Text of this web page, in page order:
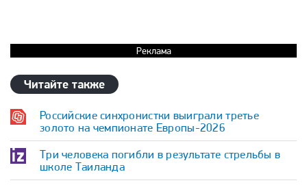
Реклама
Читайте также
Российские синхронистки выиграли третье
золото на чемпионате Европы-2026
Три человека погибли в результате стрельбы в
школе Таиланда